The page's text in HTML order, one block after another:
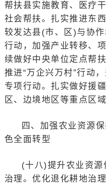
帮扶县实施教育、医疗
社会帮扶。扎实推进东
较发达县(市、区)与协
行动，加强产业转移、
续做好中央单位定点帮
推进“万企兴万村”行动
专项行动。扎实做好援
区、边境地区等重点区
四、加强农业资源
色全面转型
(十八)提升农业资源
治理。优化退化耕地治